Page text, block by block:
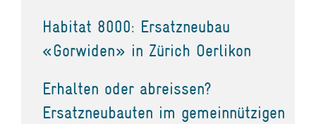
Habitat 8000: Ersatzneubau
«Gorwiden» in Zürich Oerlikon
Erhalten oder abreissen?
Ersatzneubauten im gemeinnützigen